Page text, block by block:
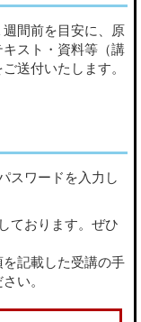
間前を目安に、原
スト・資料等（講
送付いたします。
スワードを入力し
ております。ぜひ
記載した受講の手
い。